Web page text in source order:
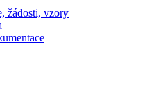
žádosti, vzory